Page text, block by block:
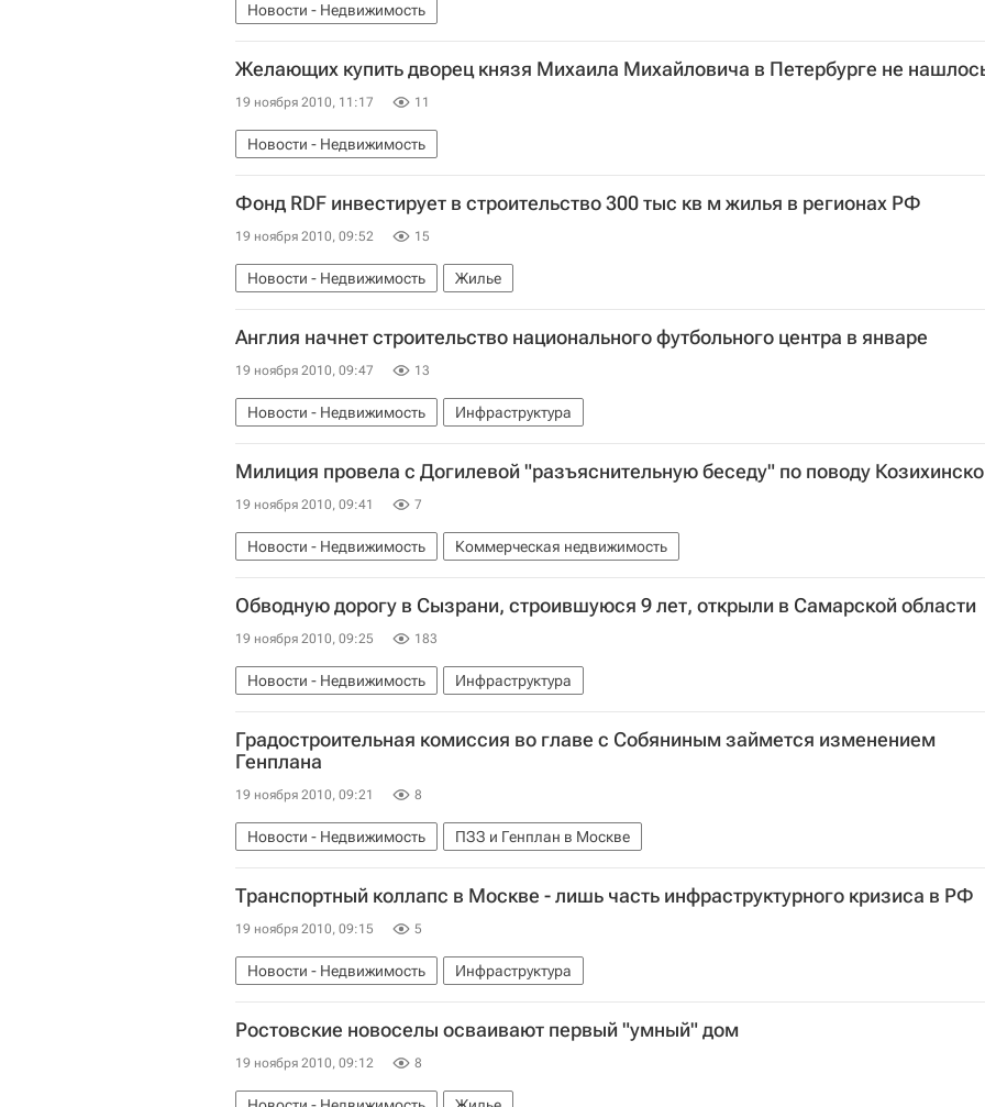
Новости - Недвижимость
Желающих купить дворец князя Михаила Михайловича в Петербурге не
19 ноября 2010, 11:17 11
Новости - Недвижимость
Фонд RDF инвестирует в строительство 300 тыс кв м жилья в регионах РФ
19 ноября 2010, 09:52 15
Новости - Недвижимость Жилье
Англия начнет строительство национального футбольного центра в январе
19 ноября 2010, 09:47 13
Новости - Недвижимость Инфраструктура
Милиция провела с Догилевой "разъяснительную беседу" по поводу
19 ноября 2010, 09:41 7
Новости - Недвижимость Коммерческая недвижимость
Обводную дорогу в Сызрани, строившуюся 9 лет, открыли в Самарской области
19 ноября 2010, 09:25 183
Новости - Недвижимость Инфраструктура
Градостроительная комиссия во главе с Собяниным займется изменением
Генплана
19 ноября 2010, 09:21 8
Новости - Недвижимость ПЗЗ и Генплан в Москве
Транспортный коллапс в Москве - лишь часть инфраструктурного кризиса в РФ
19 ноября 2010, 09:15 5
Новости - Недвижимость Инфраструктура
Ростовские новоселы осваивают первый "умный" дом
19 ноября 2010, 09:12 8